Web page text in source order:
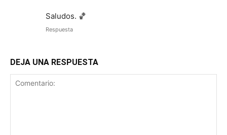
Saludos. 🏀
Respuesta
DEJA UNA RESPUESTA